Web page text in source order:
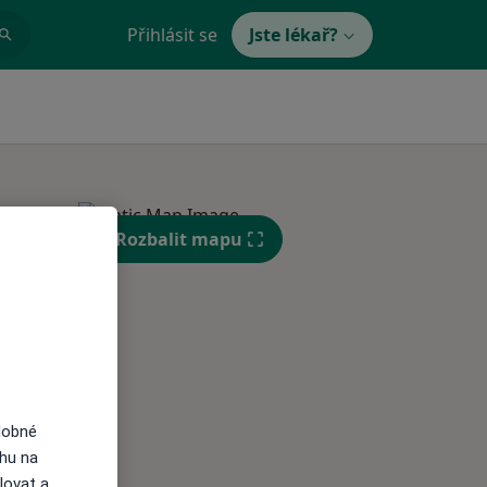
Přihlásit se Jste lékař?
St Čt
Rozbalit mapu
na